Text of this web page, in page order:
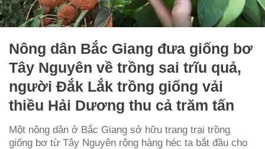
Nông dân Bắc Giang đưa giống bơ
Tây Nguyên về trồng sai trĩu quả,
người Đắk Lắk trồng giống vải
thiều Hải Dương thu cả trăm tấn
Một nông dân ở Bắc Giang sở hữu trang trại trồng
giống bơ từ Tây Nguyên rộng hàng héc ta bắt đầu cho